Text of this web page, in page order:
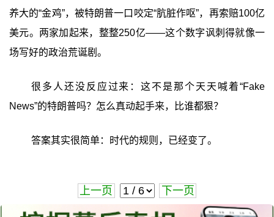
养大的“金鸡”，被特朗普一口咬定“肮脏作呕”，再索赔100亿
美元。两家加起来，整整250亿——这个数字讽刺得就像一
场写好的政治荒诞剧。
很多人还没反应过来：这不是那个天天喊着“Fake
News”的特朗普吗？怎么真动起手来，比谁都狠？
答案其实很简单：时代的规则，已经变了。
上一页 下一页